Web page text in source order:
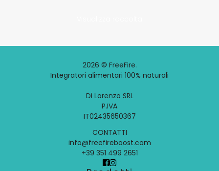
2026 © FreeFire.
Integratori alimentari 100% naturali
Di Lorenzo SRL
P.IVA
IT02435650367
CONTATTI
info@freefireboost.com
+39 351 499 2651